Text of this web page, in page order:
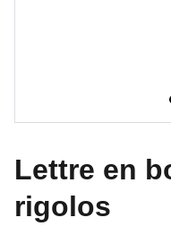
Lettre en
rigolos